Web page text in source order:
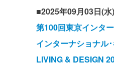
■2025年09月03日(
第100回東京インタ
インターナショナル
LIVING & DESIGN